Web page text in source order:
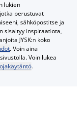
lukien
perustuvat
sähköpostitse ja
sisältyy inspiraatiota,
JYSK:n koko
. Voin aina
Voin lukea
.